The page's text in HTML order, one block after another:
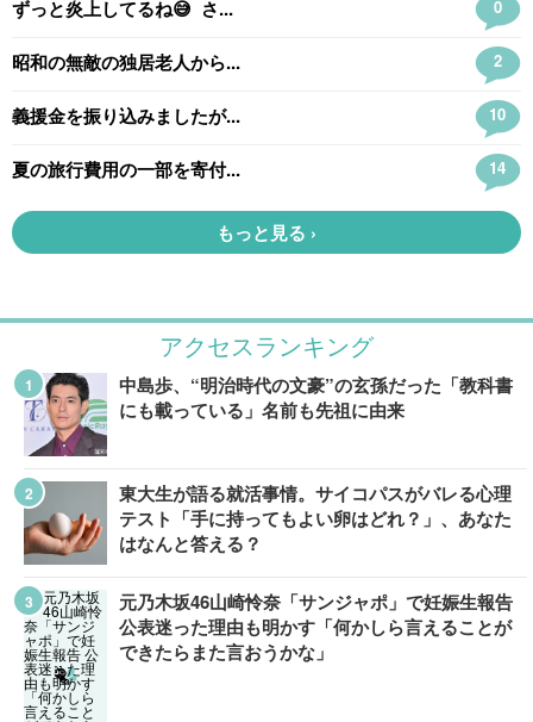
アクセスランキング
中島歩、“明治時代の文豪”の玄孫だった「教科書
にも載っている」名前も先祖に由来
東大生が語る就活事情。サイコパスがバレる心理
テスト「手に持ってもよい卵はどれ？」、あなた
はなんと答える？
元乃木坂46山崎怜奈「サンジャポ」で妊娠生報告
公表迷った理由も明かす「何かしら言えることが
できたらまた言おうかな」